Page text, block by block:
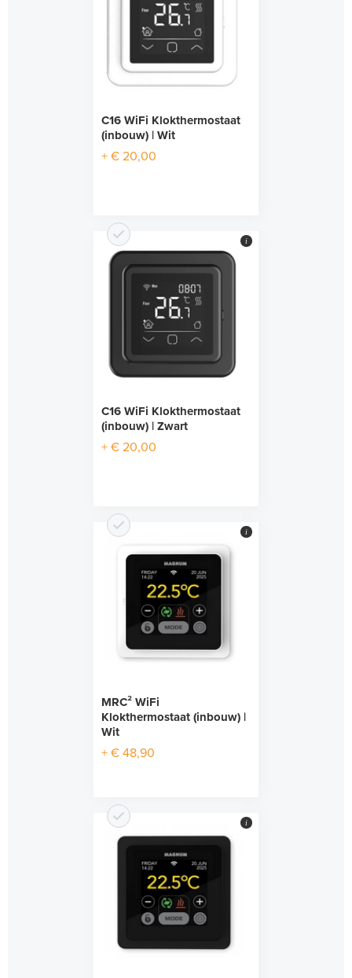
C16 WiFi Klokthermostaat
(inbouw) | Wit
+ € 20,00
C16 WiFi Klokthermostaat
(inbouw) | Zwart
+ € 20,00
i
MRC² WiFi
Klokthermostaat (inbouw) |
Wit
+ € 48,90
i
i